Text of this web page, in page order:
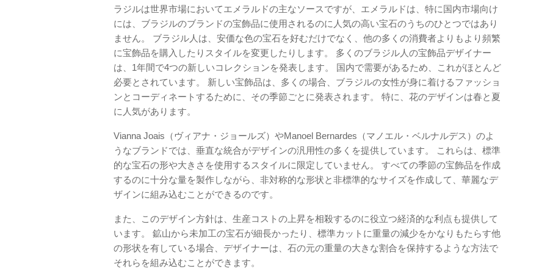
ラジルは世界市場においてエメラルドの主なソースですが、エメラルドは、特に国内市場向け
には、ブラジルのブランドの宝飾品に使用されるのに人気の高い宝石のうちのひとつではあり
ません。 ブラジル人は、安価な色の宝石を好むだけでなく、他の多くの消費者よりもより頻繁
に宝飾品を購入したりスタイルを変更したりします。 多くのブラジル人の宝飾品デザイナー
は、1年間で4つの新しいコレクションを発表します。 国内で需要があるため、これがほとんど
必要とされています。 新しい宝飾品は、多くの場合、ブラジルの女性が身に着けるファッショ
ンとコーディネートするために、その季節ごとに発表されます。 特に、花のデザインは春と夏
に人気があります。
Vianna Joais（ヴィアナ・ジョールズ）やManoel Bernardes（マノエル・ベルナルデス）のよ
うなブランドでは、垂直な統合がデザインの汎用性の多くを提供しています。 これらは、標準
的な宝石の形や大きさを使用するスタイルに限定していません。 すべての季節の宝飾品を作成
するのに十分な量を製作しながら、非対称的な形状と非標準的なサイズを作成して、華麗なデ
ザインに組み込むことができるのです。
また、このデザイン方針は、生産コストの上昇を相殺するのに役立つ経済的な利点も提供して
います。 鉱山から未加工の宝石が細長かったり、標準カットに重量の減少をかなりもたらす他
の形状を有している場合、デザイナーは、石の元の重量の大きな割合を保持するような方法で
それらを組み込むことができます。